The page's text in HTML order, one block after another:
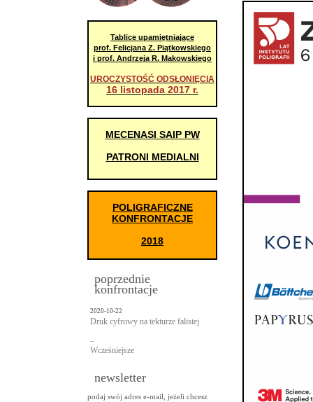
Tablice upamiętniające
prof. Felicjana Z. Piątkowskiego
i prof. Andrzeja R. Makowskiego
UROCZYSTOŚĆ ODSŁONIĘCIA
16 listopada 2017 r.
MECENASI SAIP PW
PATRONI MEDIALNI
POLIGRAFICZNE
KONFRONTACJE
2018
poprzednie
konfrontacje
2020-10-22
Druk cyfrowy na tekturze falistej
...
Wcześniejsze
newsletter
podaj swój adres e-mail, jeżeli chcesz